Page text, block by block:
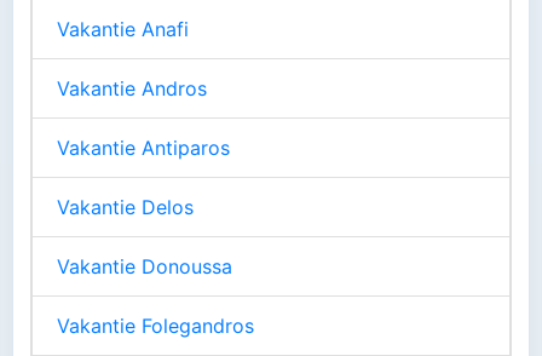
Vakantie Anafi
Vakantie Andros
Vakantie Antiparos
Vakantie Delos
Vakantie Donoussa
Vakantie Folegandros